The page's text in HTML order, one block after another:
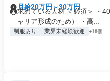
月給20万円～30万円
求めている人材 ＜必須＞ ・
ャリア形成のため） ・⾼...
制服あり 業界未経験歓迎 +18個